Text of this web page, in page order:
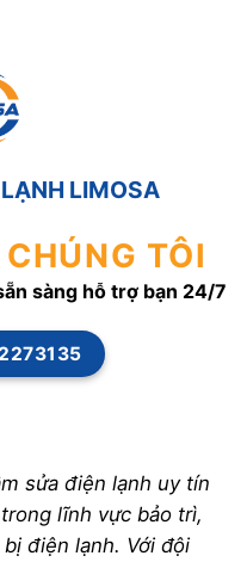
LIMOSA
TÔI
sàng hỗ trợ bạn 24/7
sửa điện lạnh uy tín
lĩnh vực bảo trì,
điện lạnh. Với đội